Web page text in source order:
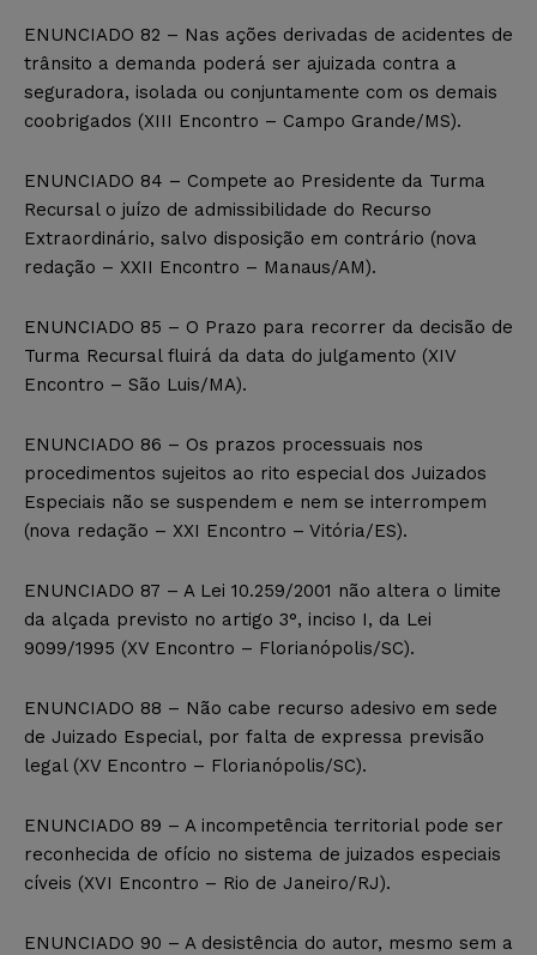
ENUNCIADO 82 – Nas ações derivadas de acidentes de
trânsito a demanda poderá ser ajuizada contra a
seguradora, isolada ou conjuntamente com os demais
coobrigados (XIII Encontro – Campo Grande/MS).
ENUNCIADO 84 – Compete ao Presidente da Turma
Recursal o juízo de admissibilidade do Recurso
Extraordinário, salvo disposição em contrário (nova
redação – XXII Encontro – Manaus/AM).
ENUNCIADO 85 – O Prazo para recorrer da decisão de
Turma Recursal fluirá da data do julgamento (XIV
Encontro – São Luis/MA).
ENUNCIADO 86 – Os prazos processuais nos
procedimentos sujeitos ao rito especial dos Juizados
Especiais não se suspendem e nem se interrompem
(nova redação – XXI Encontro – Vitória/ES).
ENUNCIADO 87 – A Lei 10.259/2001 não altera o limite
da alçada previsto no artigo 3°, inciso I, da Lei
9099/1995 (XV Encontro – Florianópolis/SC).
ENUNCIADO 88 – Não cabe recurso adesivo em sede
de Juizado Especial, por falta de expressa previsão
legal (XV Encontro – Florianópolis/SC).
ENUNCIADO 89 – A incompetência territorial pode ser
reconhecida de ofício no sistema de juizados especiais
cíveis (XVI Encontro – Rio de Janeiro/RJ).
ENUNCIADO 90 – A desistência do autor, mesmo sem a